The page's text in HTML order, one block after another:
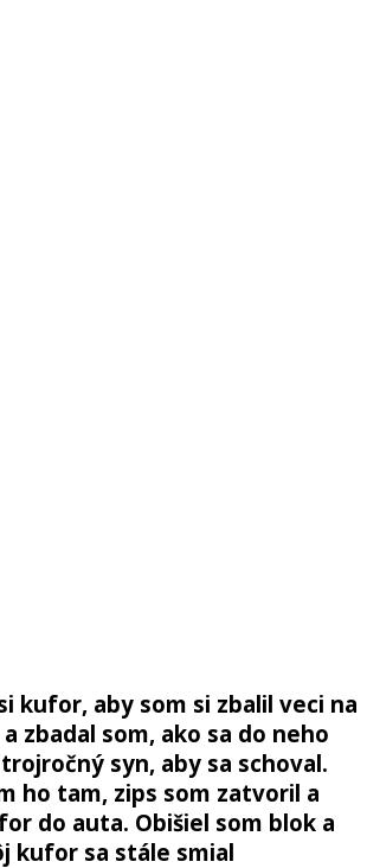
kufor, aby som si zbalil veci na
a zbadal som, ako sa do neho
trojročný syn, aby sa schoval.
ho tam, zips som zatvoril a
do auta. Obišiel som blok a
kufor sa stále smial